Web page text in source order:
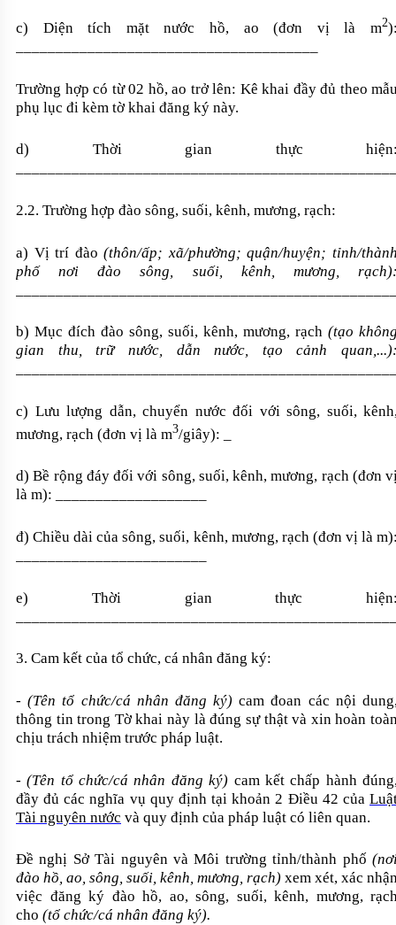
c) Diện tích mặt nước hồ, ao (đơn vị là m2
Trường hợp có từ 02 hồ, ao trở lên: Kê khai đầy đủ theo
phụ lục đi kèm tờ khai đăng ký này.
d) Thời gian thực
2.2. Trường hợp đào sông, suối, kênh, mương, rạch:
a) Vị trí đào(thôn/ấp; xã/phường; quận/huyện; tỉnh/
phố nơi đào sông,
suối, kênh, mương,
b) Mục đích đào sông, suối, kênh, mương, rạch (tạo
gian thu, trữ
nước, dẫn nước, tạo cảnh
c) Lưu lượng dẫn, chuyển nước đối với sông, suối,
mương, rạch (đơn vị là m3/giây):
d) Bề rộng đáy đối với sông, suối, kênh, mương, rạch (đơn
là m):
đ) Chiều dài của sông, suối, kênh, mương, rạch (đơn vị là
e) Thời gian thực
3. Cam kết của tổ chức, cá nhân đăng ký:
-(Tên tổ chức/cá nhân đăng ký) cam đoan các nội
thông tin trong Tờ khai này là đúng sự thật và xin hoàn
chịu trách nhiệm trước pháp luật.
-(Tên tổ chức/cá nhân đăng ký) cam kết chấp hành
đầy đủ các nghĩa vụ quy định tại khoản 2 Điều 42 của
Tài nguyên nước và quy định của pháp luật có liên quan.
Đề nghị Sở Tài nguyên và Môi trường tỉnh/thành phố
đào hồ, ao, sông, suối, kênh, mương, rạch) xem xét, xác
việc đăng ký đào hồ, ao, sông, suối, kênh, mương,
cho (tổ chức/cá nhân đăng ký).